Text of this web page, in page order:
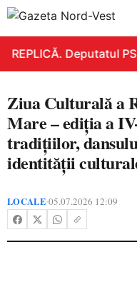
REPLICĂ. Deputatul
Ziua Culturală a
Mare – ediția a
tradițiilor,
identității
LOCALE•05.07.2026 12:09